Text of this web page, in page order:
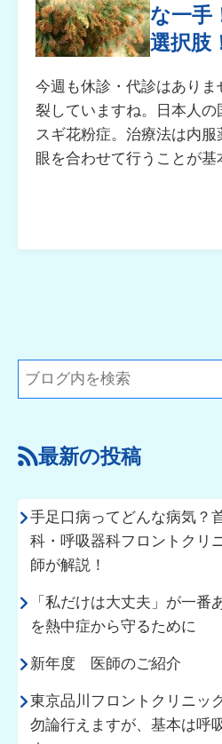
な一手
選択肢
今週も休診・代診はあり
裂していますね。日本人
スギ花粉症。治療法は内
眼を合わせて行うことが
最新の投稿
手足口病ってどんな病気？
科・呼吸器科フロントクリ
師が解説！
「私だけは大丈夫」が一
を熱中症から守るために
新年度 医師のご紹介
東京品川フロントクリニッ
勿論行えますが、基本は呼